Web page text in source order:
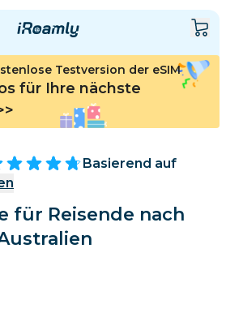
Testversion der eSIM
für Ihre nächste
Basierend auf
für Reisende nach